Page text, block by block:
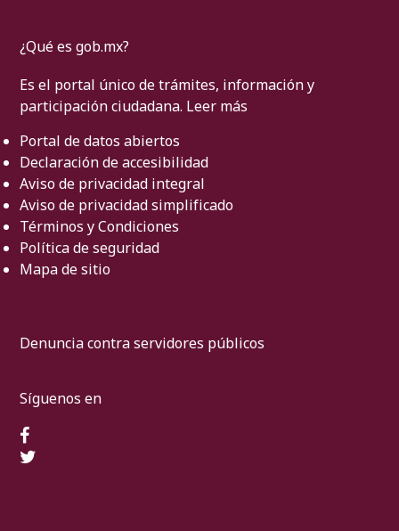
¿Qué es gob.mx?
Es el portal único de trámites, información y
participación ciudadana. Leer más
Portal de datos abiertos
Declaración de accesibilidad
Aviso de privacidad integral
Aviso de privacidad simplificado
Términos y Condiciones
Política de seguridad
Mapa de sitio
Denuncia contra servidores públicos
Síguenos en